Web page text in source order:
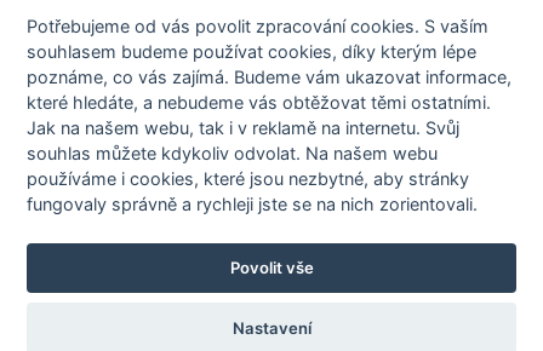
Členové STOBklubu
Zásady nakládání s osobními údaji
Otestujte se
Spočítejte si
Výzva 52
WWW.HRAVEZIJZDRAVE.CZ
Potřebujeme od vás povolit zpracování cookies. S vaším
souhlasem budeme používat cookies, díky kterým lépe
poznáme,co vás zajímá. Budeme vám ukazovat informace,
které hledáte, a nebudeme vás obtěžovat těmi ostatními.
Jak na našem webu, tak i v reklamě na internetu. Svůj
souhlas můžete kdykoliv odvolat. Na našem webu
používáme i cookies, které jsou nezbytné, aby stránky
fungovaly správně a rychleji jste se na nich zorientovali.
Povolit vše
Nastavení